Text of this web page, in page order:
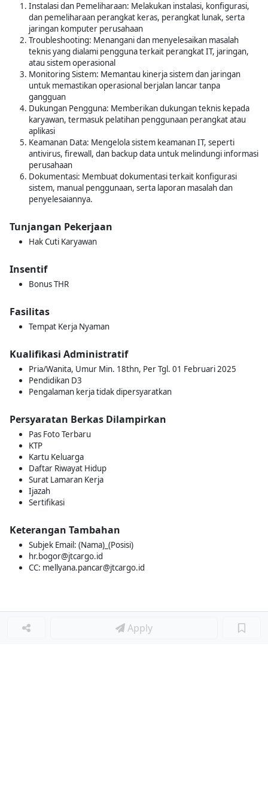
Instalasi dan Pemeliharaan: Melakukan instalasi, konfigurasi,
dan pemeliharaan perangkat keras, perangkat lunak, serta
jaringan komputer perusahaan
Troubleshooting: Menangani dan menyelesaikan masalah
teknis yang dialami pengguna terkait perangkat IT, jaringan,
atau sistem operasional
Monitoring Sistem: Memantau kinerja sistem dan jaringan
untuk memastikan operasional berjalan lancar tanpa
gangguan
Dukungan Pengguna: Memberikan dukungan teknis kepada
karyawan, termasuk pelatihan penggunaan perangkat atau
aplikasi
Keamanan Data: Mengelola sistem keamanan IT, seperti
antivirus, firewall, dan backup data untuk melindungi informasi
perusahaan
Dokumentasi: Membuat dokumentasi terkait konfigurasi
sistem, manual penggunaan, serta laporan masalah dan
penyelesaiannya.
Tunjangan Pekerjaan
Hak Cuti Karyawan
Insentif
Bonus THR
Fasilitas
Tempat Kerja Nyaman
Kualifikasi Administratif
Pria/Wanita, Umur Min. 18thn, Per Tgl. 01 Februari 2025
Pendidikan D3
Pengalaman kerja tidak dipersyaratkan
Persyaratan Berkas Dilampirkan
Pas Foto Terbaru
KTP
Kartu Keluarga
Daftar Riwayat Hidup
Surat Lamaran Kerja
Ijazah
Sertifikasi
Keterangan Tambahan
Subjek Email: (Nama)_(Posisi)
hr.bogor@jtcargo.id
CC: mellyana.pancar@jtcargo.id
Apply